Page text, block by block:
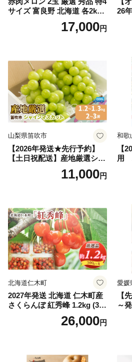
サイズ 富良野 北海道 各2kg
～2.6kg 2玉 セット ファーム
富良野 メロン めろん 果物 く
17,000円
26
行
ア
山梨県笛吹市
【2026年発送★先行予約】
【土日祝配送】産地厳選シャ
インマスカット1.2kg～1.3kg
（2房～3房）※沖縄・離島配
笛吹市 山梨県 フルーツ 果物
ぶどう 葡萄 大粒 シャインマ
スカット おすすめ シャイン
マスカット 贈答 ギフト 産地
笛吹市 シャインマスカット
笛吹 葡萄 国産 ぶどう 人気
国産 1.2kg 先行｜
11,000円
和歌
【
用
g
北海道仁木町
2027年発送 北海道 仁木町産
さくらんぼ 紅秀峰 1.2kg (300
g×4パック) Lサイズ以上 旬
桜桃 産地直送 サクランボ チ
26,000円
愛媛
【
～
g
ス
産